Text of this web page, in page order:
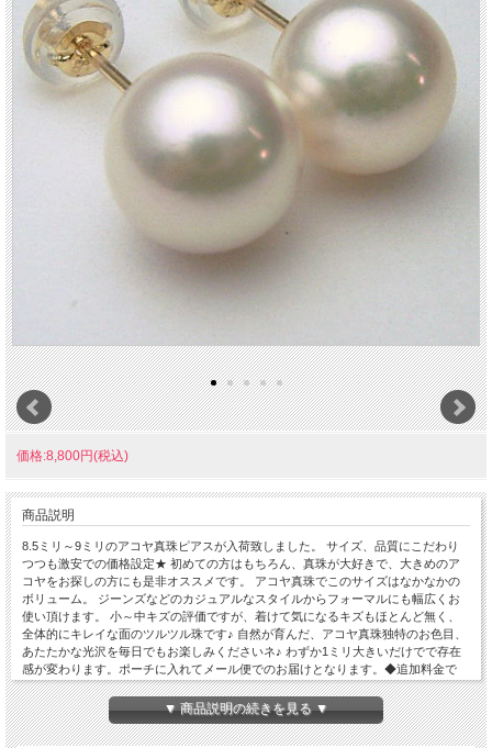
価格:8,800円(税込)
商品説明
8.5ミリ～9ミリのアコヤ真珠ピアスが入荷致しました。 サイズ、品質にこだわり
つつも激安での価格設定★ 初めての方はもちろん、真珠が大好きで、大きめのア
コヤをお探しの方にも是非オススメです。 アコヤ真珠でこのサイズはなかなかの
ボリューム。 ジーンズなどのカジュアルなスタイルからフォーマルにも幅広くお
使い頂けます。 小～中キズの評価ですが、着けて気になるキズもほとんど無く、
全体的にキレイな面のツルツル珠です♪ 自然が育んだ、アコヤ真珠独特のお色目、
あたたかな光沢を毎日でもお楽しみくださいネ♪ わずか1ミリ大きいだけでで存在
感が変わります。ポーチに入れてメール便でのお届けとなります。◆追加料金で
Pt900ピアス枠(+2,500円)、K18イヤリング枠(+14,000円)、K14WGイヤリング枠
(+14,000円)への変更も承ります。※金額はご注文後に変更させて頂きます。 激安
限定販売ですのでお早めに。ポーチに入れてメール便でのお届けとなります。
【真珠の種類】アコヤ真珠
▼ 商品説明の続きを見る ▼